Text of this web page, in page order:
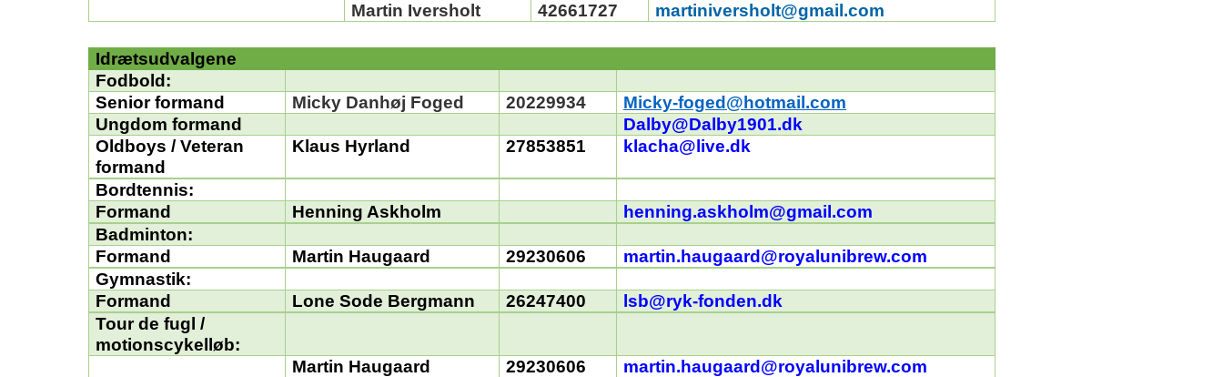
Martin Iversholt
42661727 martiniversholt@gmail.com
Idrætsudvalgene
Fodbold:
Senior formand
Micky Danhøj Foged 20229934
Micky-foged@hotmail.com
Ungdom formand
Dalby@Dalby1901.dk
Oldboys / Veteran
formand
Klaus Hyrland 27853851 klacha@live.dk
Bordtennis:
Formand
Henning Askholm
henning.askholm@gmail.com
Badminton:
Formand
Martin Haugaard 29230606
martin.haugaard@royalunibrew.com
Gymnastik:
Formand
Lone Sode Bergmann 26247400
lsb@ryk-fonden.dk
Tour de fugl /
motionscykelløb:
Martin Haugaard
29230606
martin.haugaard@royalunibrew.com